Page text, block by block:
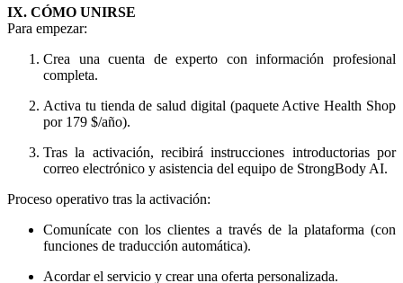
IX. CÓMO UNIRSE
Para empezar:
Crea una cuenta de experto con información profesional
completa.
Activa tu tienda de salud digital (paquete Active Health Shop
por 179 $/año).
Tras la activación, recibirá instrucciones introductorias por
correo electrónico y asistencia del equipo de StrongBody AI.
Proceso operativo tras la activación:
Comunícate con los clientes a través de la plataforma (con
funciones de traducción automática).
Acordar el servicio y crear una oferta personalizada.